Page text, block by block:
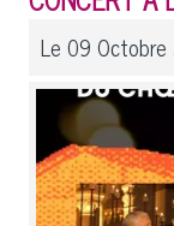
Le 09